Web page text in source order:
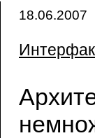
18.06.2007